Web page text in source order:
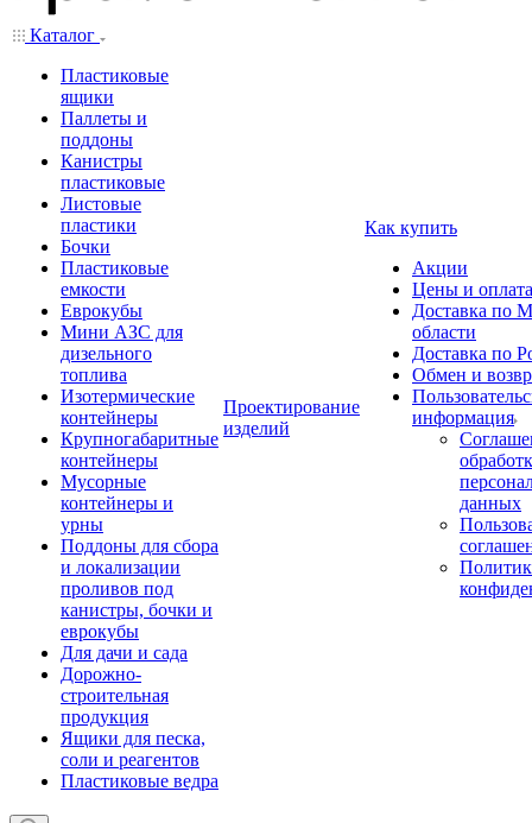
Каталог
Пластиковые
ящики
Паллеты и
поддоны
Канистры
пластиковые
Листовые
пластики
Бочки
Пластиковые
емкости
Еврокубы
Мини АЗС для
дизельного
топлива
Изотермические
контейнеры
Крупногабаритные
контейнеры
Мусорные
контейнеры и
урны
Поддоны для сбора
и локализации
проливов под
канистры, бочки и
еврокубы
Для дачи и сада
Дорожно-
строительная
продукция
Ящики для песка,
соли и реагентов
Пластиковые ведра
Проектирование
изделий
Как купить
Акции
Цены и оплата
Доставка по
области
Доставка по
Обмен и
информация
данных